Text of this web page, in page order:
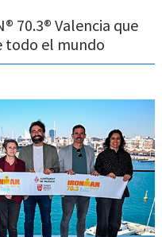
70.3® Valencia que
todo el mundo